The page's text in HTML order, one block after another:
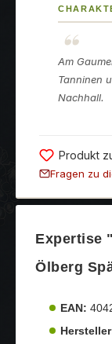
Am
Tanninen
Nachhall.
Produkt
Fragen zu
Expertise
Ölberg
EAN: